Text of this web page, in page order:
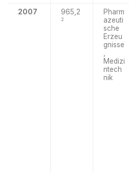
2007 965,2
2
Pharm
azeuti
sche
Erzeu
gnisse
Medizi
ntech
nik